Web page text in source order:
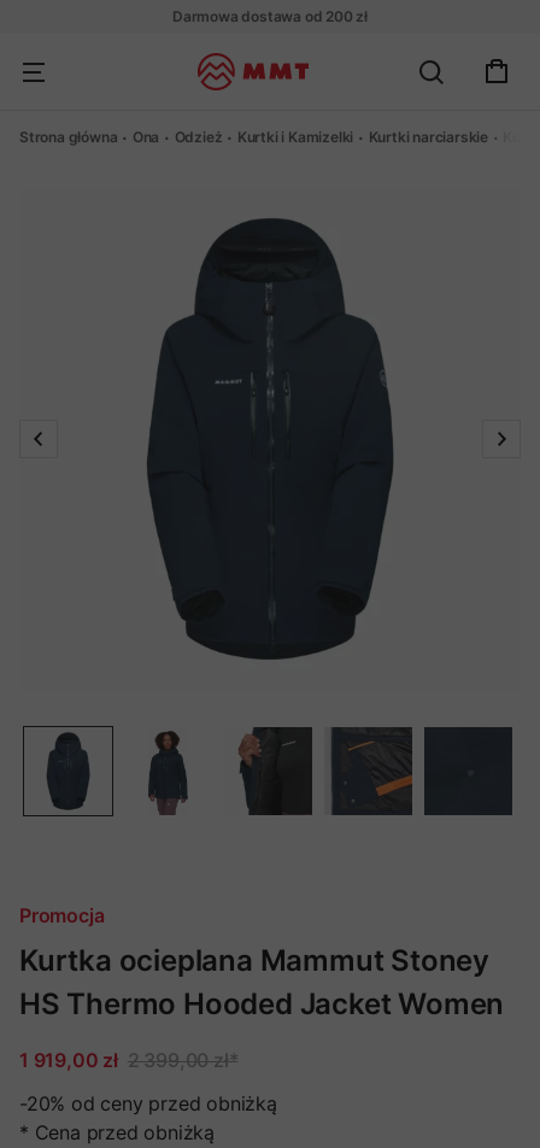
Darmowa dostawa od 200 zł
Strona główna Ona Odzież Kurtki i Kamizelki Kurtki narciarskie
Promocja
Kurtka ocieplana Mammut Stoney
HS Thermo Hooded Jacket Women
1 919,00 zł 2 399,00 zł*
-20% od ceny przed obniżką
* Cena przed obniżką